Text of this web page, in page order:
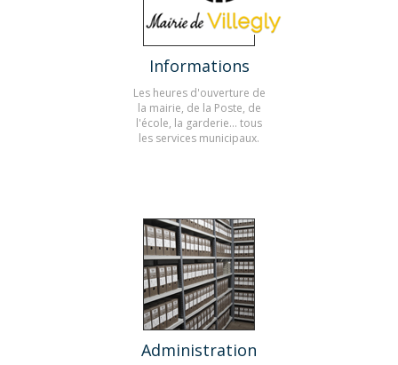
Informations
Les heures d'ouverture de
la mairie, de la Poste, de
l'école, la garderie... tous
les services municipaux.
Administration